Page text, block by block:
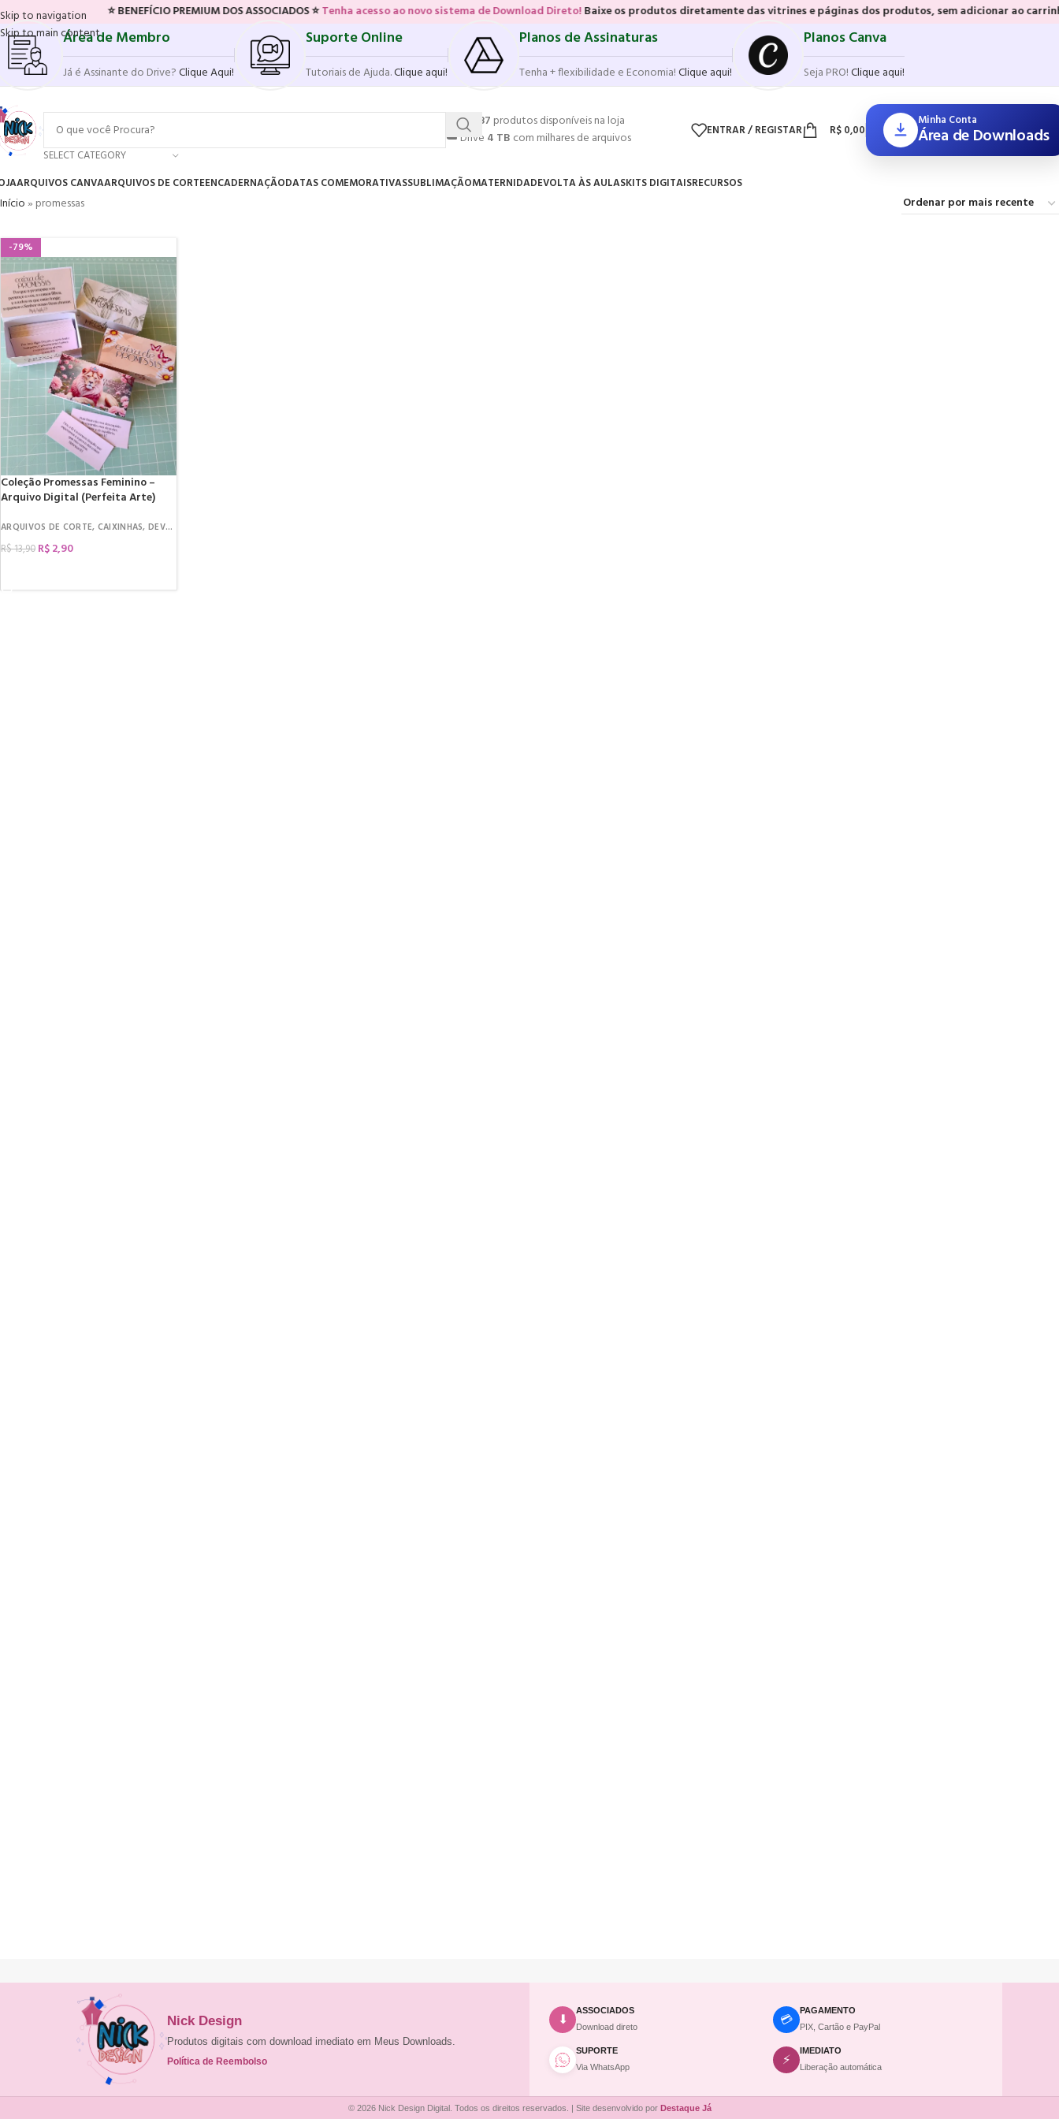
Skip to navigation
Skip to main content
⭐ BENEFÍCIO PREMIUM DOS ASSOCIADOS ⭐Tenha acesso ao novo sistema de Download Direto!Baixe os produtos diretamente das vitrines e páginas dos produtos, sem adicionar ao carrinho e sem
Área de Membro
Já é Assinante do Drive?Clique Aqui!
Suporte Online
Tutoriais de Ajuda.Clique aqui!
Planos de Assinaturas
Tenha + flexibilidade e Economia!Clique aqui!
Planos Canva
Seja PRO!Clique aqui!
SELECT CATEGORY
💥17.587 produtos disponíveis na loja
☁️ Drive 4 TB com milhares de arquivos ENTRAR / REGISTAR R$0,00
Minha Conta
Área de Downloads
ARQUIVOS CANVAARQUIVOS DE CORTEENCADERNAÇÃODATAS COMEMORATIVASSUBLIMAÇÃOMATERNIDADEVOLTA ÀS AULASKITS DIGITAISRECURSOS
Início» promessas
-79%
Coleção Promessas Feminino –
Arquivo Digital (Perfeita Arte)
ARQUIVOS DE CORTE, CAIXINHAS, DEVOCIONAL
R$13,90 R$2,90
Nick Design
Produtos digitais com download imediato em Meus Downloads.
Política de Reembolso
⬇
ASSOCIADOS
Download direto
💳
PAGAMENTO
PIX, Cartão e PayPal
SUPORTE
Via WhatsApp
⚡
IMEDIATO
Liberação automática
© 2026 Nick Design Digital. Todos os direitos reservados. | Site desenvolvido por Destaque Já